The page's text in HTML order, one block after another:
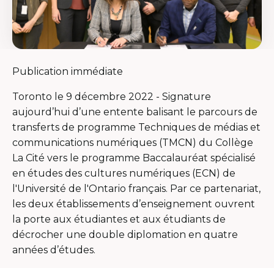
Publication immédiate
Toronto le 9 décembre 2022 - Signature
aujourd’hui d’une entente balisant le parcours de
transferts de programme Techniques de médias et
communications numériques (TMCN) du Collège
La Cité vers le programme Baccalauréat spécialisé
en études des cultures numériques (ECN) de
l'Université de l'Ontario français. Par ce partenariat,
les deux établissements d’enseignement ouvrent
la porte aux étudiantes et aux étudiants de
décrocher une double diplomation en quatre
années d’études.